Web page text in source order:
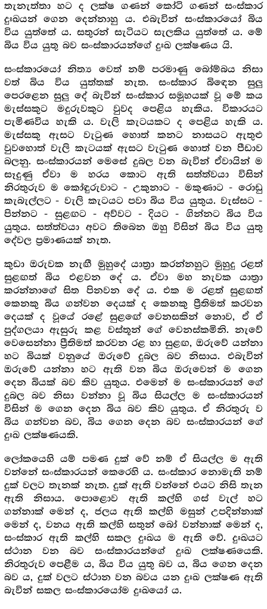
තැනැත්තා හට ද ලක්ෂ ගණන් කෝටි ගණන් සංස්කාර
දුඃඛයන් ගෙන දෙන්නාහු ය. එබැවින් සංස්කාරයෝ බිය
විය යුත්තේ ය. සතුරන් සැටියට සැලකිය යුත්තේ ය. මේ
බිය විය යුතු බව සංස්කාරයන්ගේ දුඃඛ ලක්ෂණය යි.
සංස්කාරයෝ නිත්‍ය වෙත් නම් පරමාණු බෝම්බය නිසා
වත් බිය විය යුත්තක් නැත. සංස්කාර බිඳෙන සුලු
පෙරළෙන සුලු දේ බැවින් සංස්කාර සමූහයක් වූ මේ කය
මැස්සකුට මදුරුවකුට වුවද පෙළිය හැකිය. විකාරයට
පැමිණවිය හැකි ය. වැලි කැටයකට ද පෙළිය හැකි ය.
මැස්සකු ඇසට වැටුණ හොත් කනට නාසයට ඇතුළු
වුවහොත් වැලි කැටයක් ඇසට වැටුණ හොත් වන පීඩාව
බලනු. සංස්කාරයන් මෙසේ දුබල වන බැවින් ඒවායින් ම
සෑදුණු ඒවා ම හරය කොට ඇති සත්ත්වයා විසින්
නිරතුරුව ම කෝඳුරුවාට - උකුනාට - මකුණාට - රොඩු
කැබැල්ලට - වැලි කැටයට පවා බිය විය යුතුය. වැස්සට -
පින්නට - සුළඟට - අව්වට - දියට - ගින්නට බිය විය
යුතුය. සත්ත්වයා අවට තිබෙන ඔහු විසින් බිය විය යුතු
දේවල ප්‍රමාණයක් නැත.
කුඩා ඔරුවක නැඟී මුහුදේ යාත්‍රා කරන්නහුට මුහුදු රළත්
සුළඟත් බිය එළවන දේ ය. ඒවා මහ නැවක යාත්‍රා
කරන්නාගේ සිත පිනවන දේ ය. එක ම රළත් සුළඟත්
කෙනකු බිය ගන්වන දෙයක් ද කෙනකු ප්‍රීතිමත් කරවන
දෙයක් ද වූයේ රළේ සුළඟේ වෙනසකින් නොව, ඒ ඒ
පුද්ගලයා ඇසුරු කළ වස්තූන් ගේ වෙනස්කමිනි. නැවේ
වෙසෙන්නා ප්‍රීතිමත් කරවන රළ හා සුළඟ, ඔරුවේ යන්නා
හට බියක් වනුයේ ඔරුවේ දුබල බව නිසාය. එබැවින්
ඔරුවේ යන්නා හට ඇති වන බිය ඔරුවෙන් ම ගෙන
දෙන බියක් බව කිව යුතුය. එමෙන් ම සංස්කාරයන් ගේ
දුබල බව නිසා වන්නා වූ බිය සියල්ල ම සංස්කාරයන්
විසින් ම ගෙන දෙන බිය බව කිව යුතුය. ඒ නිරතුරු ව
බිය ගන්වන බව, බිය ගෙන දෙන බව සංස්කාරයන් ගේ
දුඃඛ ලක්ෂණයකි.
ලෝකයෙහි යම් පමණ දුක් වේ නම් ඒ සියල්ල ම ඇති
වන්නේ සංස්කාරයන් කෙරෙහි ය. සංස්කාර නොමැති නම්
දුක් වලට තැනක් නැත. දුක් ඇති වන්නේ එයට නිසි තැන
ඇති නිසාය. පොළොව ඇති කල්හි ගස් වැල් හට
ගන්නාක් මෙන් ද, ජලය ඇති කල්හි මසුන් උපදින්නාක්
මෙන් ද, වනය ඇති කල්හි සතුන් බෝ වන්නාක් මෙන් ද,
සංස්කාර ඇති කල්හි සකල දුඃඛය ම ඇති වේ. දුඃඛයට
ස්ථාන වන බව සංස්කාරයන්ගේ දුඃඛ ලක්ෂණයෙකි.
නිරතුරුව පෙළීම ය, බිය විය යුතු බව ය, බිය ගෙන දෙන
බව ය, දුක් වලට ස්ථාන වන බවය යන දුඃඛ ලක්ෂණ ඇති
බැවින් සකල සංස්කාරයෝම දුඃඛයෝ ය.